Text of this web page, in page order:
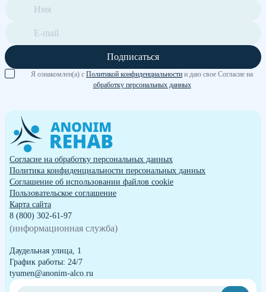
Подписаться
Я ознакомлен(а) с Политикой конфиденциальности и даю свое Согласие на
обработку персональных данных
Согласие на обработку персональных данных
Политика конфиденциальности персональных данных
Cоглашение об использовании файлов cookie
Пользовательское соглашение
Карта сайта
8 (800) 302-61-97
(информационная служба)
Даудельная улица, 1
График работы: 24/7
tyumen@anonim-alco.ru